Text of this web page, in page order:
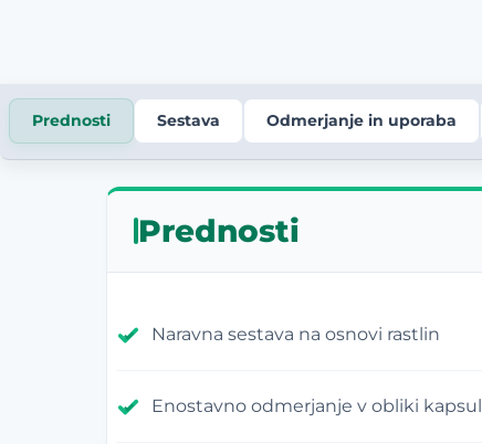
Prednosti Sestava Odmerjanje in uporaba
Prednosti
Naravna sestava na osnovi rastlin
Enostavno odmerjanje v obliki kapsul